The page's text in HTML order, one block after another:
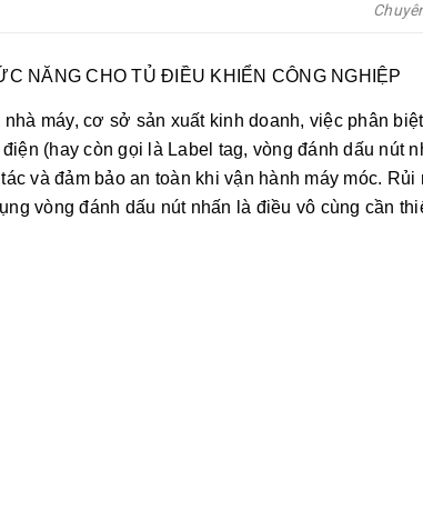
NĂNG CHO TỦ ĐIỀU KHIỂN CÔNG NGHIỆP
máy, cơ sở sản xuất kinh doanh, việc phân
(hay còn gọi là Label tag, vòng đánh dấu nút
và đảm bảo an toàn khi vận hành máy móc. Rủi
vòng đánh dấu nút nhấn là điều vô cùng cần